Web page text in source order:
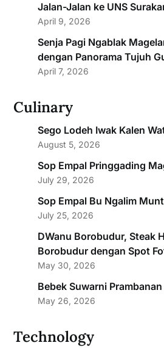
Jalan-Jalan ke UNS
April 9, 2026
Senja Pagi Ngablak
dengan Panorama Tujuh
April 7, 2026
Culinary
Sego Lodeh Iwak Kalen
August 5, 2026
Sop Empal Pringgading
July 29, 2026
Sop Empal Bu Ngalim
July 25, 2026
DWanu Borobudur, Steak
Borobudur dengan Spot
May 30, 2026
Bebek Suwarni
May 26, 2026
Technology